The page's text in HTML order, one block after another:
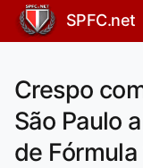
SPFC.net
Crespo
São Paulo
de Fórmula